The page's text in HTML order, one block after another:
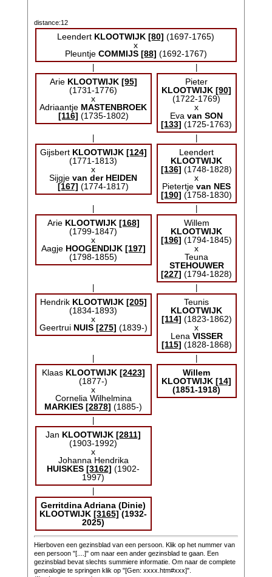
distance:12
Leendert KLOOTWIJK [80] (1697-1765)
x
Pleuntje COMMIJS [88] (1692-1767)
Arie KLOOTWIJK [95]
(1731-1776)
x
Adriaantje MASTENBROEK
[116] (1735-1802)
Pieter
KLOOTWIJK [90]
(1722-1769)
x
Evavan SON
[133] (1725-1763)
Gijsbert KLOOTWIJK [124]
(1771-1813)
x
Sijgjevan der HEIDEN
[167] (1774-1817)
Leendert
KLOOTWIJK
[136] (1748-1828)
x
Pietertjevan NES
[190] (1758-1830)
Arie KLOOTWIJK [168]
(1799-1847)
x
Aagje HOOGENDIJK [197]
(1798-1855)
Willem
KLOOTWIJK
[196] (1794-1845)
x
Teuna
STEHOUWER
[227] (1794-1828)
Hendrik KLOOTWIJK [205]
(1834-1893)
x
Geertrui NUIS [275] (1839-)
Teunis
KLOOTWIJK
[114] (1823-1862)
x
Lena VISSER
[115] (1828-1868)
Klaas KLOOTWIJK [2423]
(1877-)
x
Cornelia Wilhelmina
MARKIES [2878] (1885-)
Willem
KLOOTWIJK [14]
(1851-1918)
Jan KLOOTWIJK [2811]
(1903-1992)
x
Johanna Hendrika
HUISKES [3162] (1902-
1997)
Gerritdina Adriana (Dinie)
KLOOTWIJK [3165] (1932-
2025)
Hierboven een gezinsblad van een persoon. Klik op het nummer van
een persoon "[....]" om naar een ander gezinsblad te gaan. Een
gezinsblad bevat slechts summiere informatie. Om naar de complete
genealogie te springen klik op "[Gen: xxxx.htm#xxx]".